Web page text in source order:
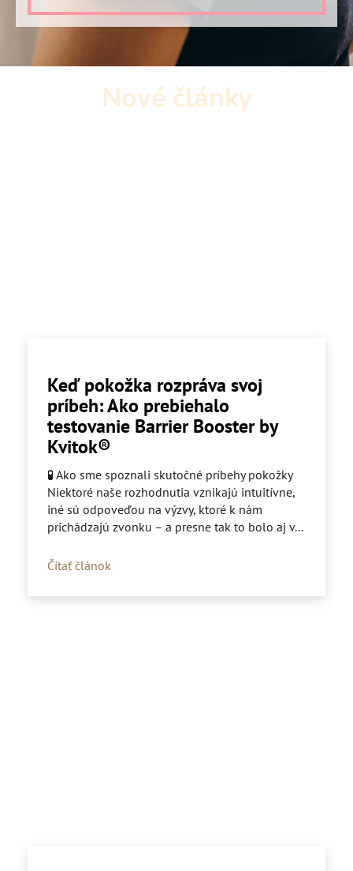
Nové články
Keď pokožka rozpráva svoj
príbeh: Ako prebiehalo
testovanie Barrier Booster by
Kvitok®
🧪 Ako sme spoznali skutočné príbehy pokožky
Niektoré naše rozhodnutia vznikajú intuitívne,
iné sú odpoveďou na výzvy, ktoré k nám
prichádzajú zvonku – a presne tak to bolo aj v...
Čítať článok